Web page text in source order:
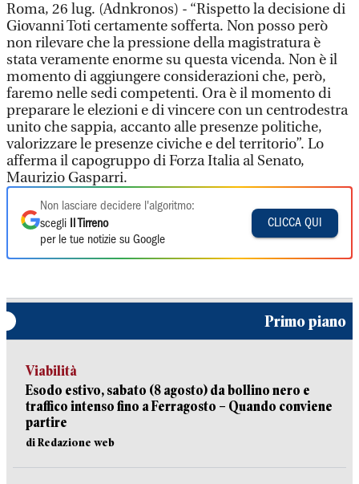
Roma, 26 lug. (Adnkronos) - “Rispetto la decisione di
Giovanni Toti certamente sofferta. Non posso però
non rilevare che la pressione della magistratura è
stata veramente enorme su questa vicenda. Non è il
momento di aggiungere considerazioni che, però,
faremo nelle sedi competenti. Ora è il momento di
preparare le elezioni e di vincere con un centrodestra
unito che sappia, accanto alle presenze politiche,
valorizzare le presenze civiche e del territorio”. Lo
afferma il capogruppo di Forza Italia al Senato,
Maurizio Gasparri.
Non lasciare decidere l'algoritmo:
scegli
Il Tirreno
per le tue notizie su Google
CLICCA QUI
Primo piano
Viabilità
Esodo estivo, sabato (8 agosto) da bollino nero e
traffico intenso fino a Ferragosto – Quando conviene
partire
di Redazione web